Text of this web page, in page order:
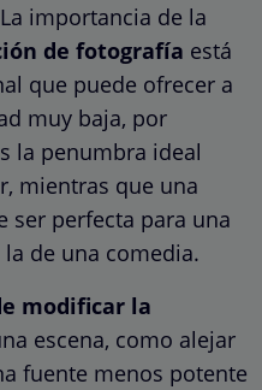
importancia de la
de fotografía está
que puede ofrecer a
muy baja, por
la penumbra ideal
mientras que una
ser perfecta para una
de una comedia.
modificar la
escena, como alejar
fuente menos potente